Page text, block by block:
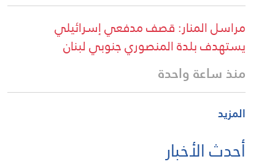
مراسل المنار: قصف مدفعي إسرائيلي
يستهدف بلدة المنصوري جنوبي لبنان
منذ ساعة واحدة
المزيد
أحدث الأخبار